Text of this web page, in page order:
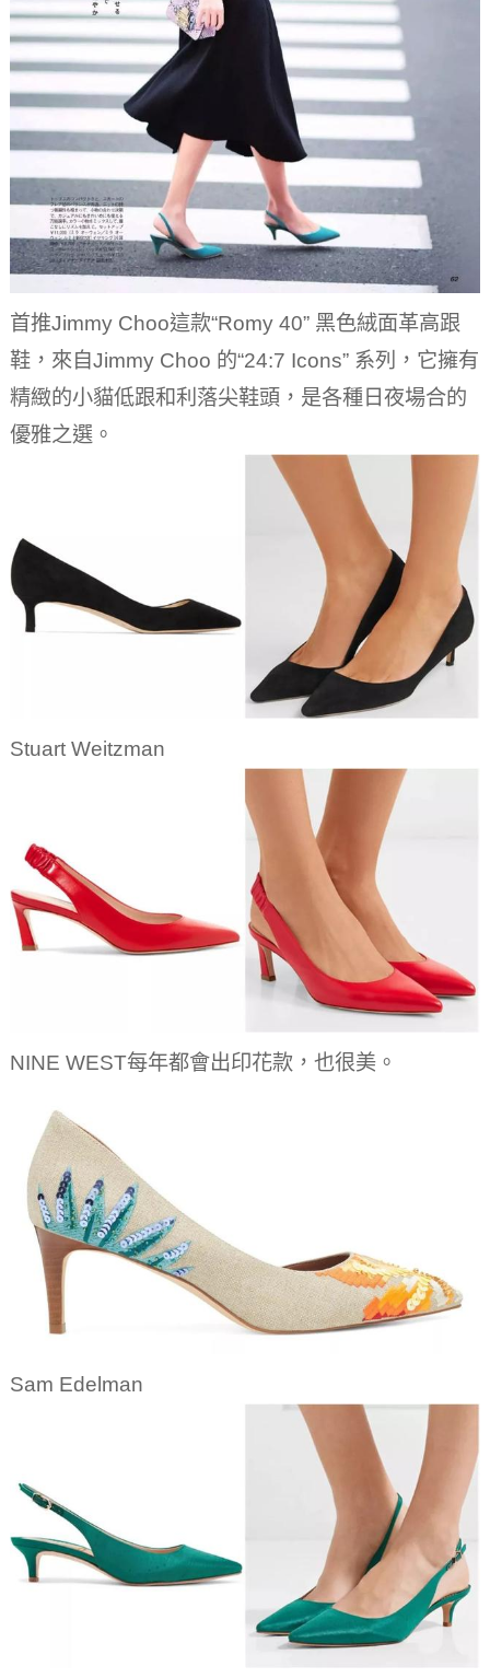
首推Jimmy Choo這款“Romy 40” 黑色絨面革高跟
鞋，來自Jimmy Choo 的“24:7 Icons” 系列，它擁有
精緻的小貓低跟和利落尖鞋頭，是各種日夜場合的
優雅之選。
Stuart Weitzman
NINE WEST每年都會出印花款，也很美。
Sam Edelman